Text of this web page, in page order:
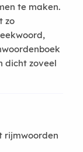
te maken.
zo
dicht zoveel
rijmwoorden